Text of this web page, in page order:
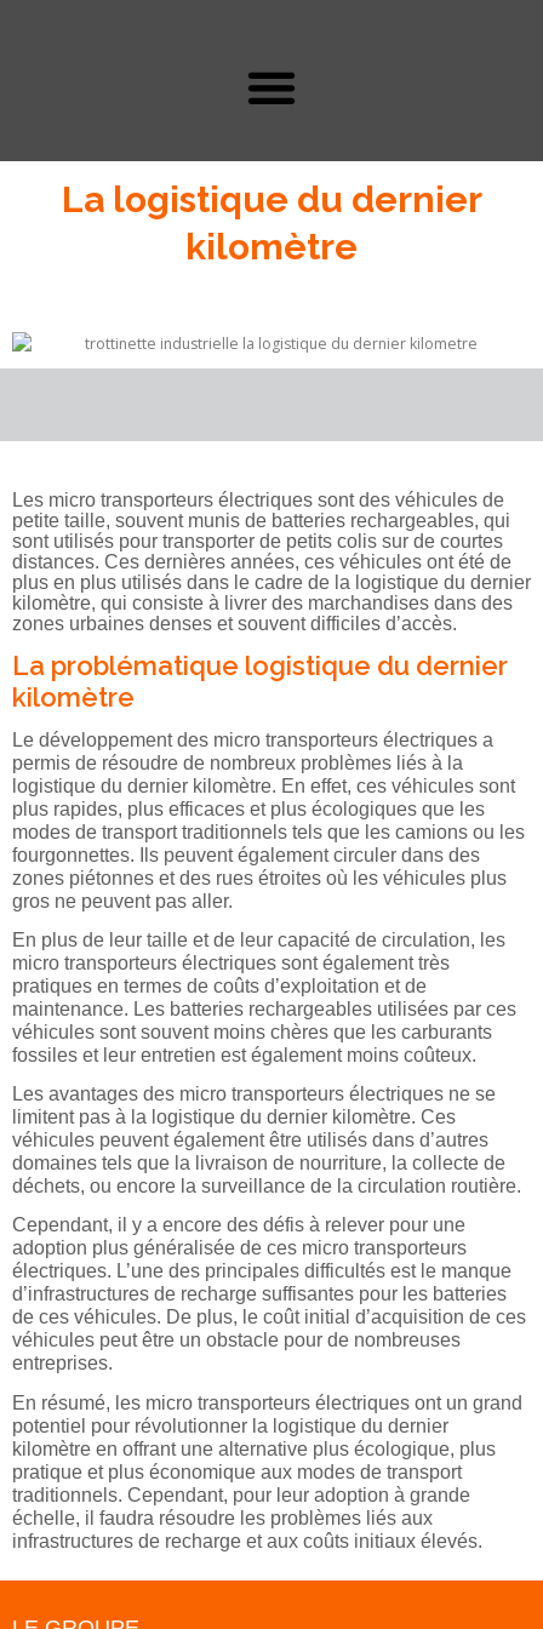
La logistique du dernier
kilomètre
Les micro transporteurs électriques sont des véhicules de
petite taille, souvent munis de batteries rechargeables, qui
sont utilisés pour transporter de petits colis sur de courtes
distances. Ces dernières années, ces véhicules ont été de
plus en plus utilisés dans le cadre de la logistique du dernier
kilomètre, qui consiste à livrer des marchandises dans des
zones urbaines denses et souvent difficiles d’accès.
La problématique logistique du dernier
kilomètre
Le développement des micro transporteurs électriques a
permis de résoudre de nombreux problèmes liés à la
logistique du dernier kilomètre. En effet, ces véhicules sont
plus rapides, plus efficaces et plus écologiques que les
modes de transport traditionnels tels que les camions ou les
fourgonnettes. Ils peuvent également circuler dans des
zones piétonnes et des rues étroites où les véhicules plus
gros ne peuvent pas aller.
En plus de leur taille et de leur capacité de circulation, les
micro transporteurs électriques sont également très
pratiques en termes de coûts d’exploitation et de
maintenance. Les batteries rechargeables utilisées par ces
véhicules sont souvent moins chères que les carburants
fossiles et leur entretien est également moins coûteux.
Les avantages des micro transporteurs électriques ne se
limitent pas à la logistique du dernier kilomètre. Ces
véhicules peuvent également être utilisés dans d’autres
domaines tels que la livraison de nourriture, la collecte de
déchets, ou encore la surveillance de la circulation routière.
Cependant, il y a encore des défis à relever pour une
adoption plus généralisée de ces micro transporteurs
électriques. L’une des principales difficultés est le manque
d’infrastructures de recharge suffisantes pour les batteries
de ces véhicules. De plus, le coût initial d’acquisition de ces
véhicules peut être un obstacle pour de nombreuses
entreprises.
En résumé, les micro transporteurs électriques ont un grand
potentiel pour révolutionner la logistique du dernier
kilomètre en offrant une alternative plus écologique, plus
pratique et plus économique aux modes de transport
traditionnels. Cependant, pour leur adoption à grande
échelle, il faudra résoudre les problèmes liés aux
infrastructures de recharge et aux coûts initiaux élevés.